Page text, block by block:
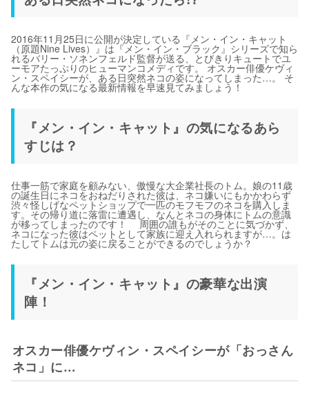
2016年11月25日に公開が決定している『メン・イン・キャット
（原題Nine Lives）』は『メン・イン・ブラック』シリーズで知ら
れるバリー・ソネンフェルド監督が送る、とびきりキュートでユ
ーモアたっぷりのヒューマンコメディです。 オスカー俳優ケヴィ
ン・スペイシーが、ある日突然ネコの姿になってしまった…。 そ
んな本作の気になる最新情報を早速見てみましょう！
『メン・イン・キャット』の気になるあら
すじは？
仕事一筋で家庭を顧みない、傲慢な大企業社長のトム。娘の11歳
の誕生日にネコをおねだりされた彼は、ネコ嫌いにもかかわらず
渋々怪しげなペットショップで一匹のモフモフのネコを購入しま
す。その帰り道に落雷に遭遇し、なんとネコの身体にトムの意識
が移ってしまったのです！ 周囲の誰もがそのことに気づかず、
ネコになった彼はペットとして家族に迎え入れられますが…。は
たしてトムは元の姿に戻ることができるのでしょうか？
『メン・イン・キャット』の豪華な出演
陣！
オスカー俳優ケヴィン・スペイシーが「おっさん
ネコ」に…